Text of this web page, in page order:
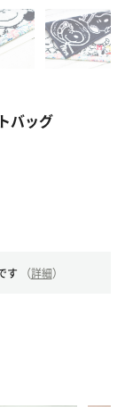
バッグ
す （詳細）